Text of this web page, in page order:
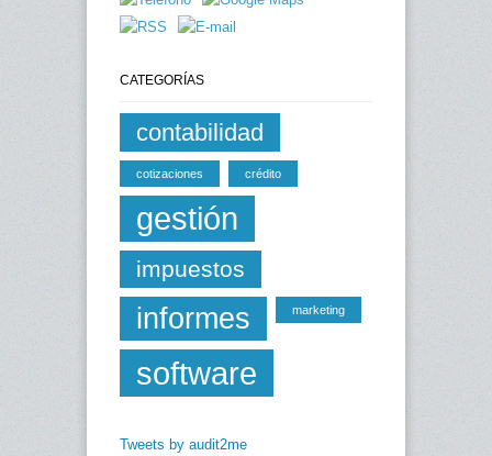
CATEGORÍAS
contabilidad
cotizaciones crédito
gestión
impuestos
informes marketing
software
Tweets by audit2me